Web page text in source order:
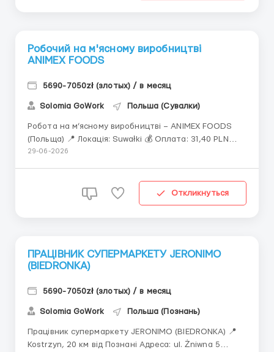
Робочий на м'ясному виробництві
ANIMEX FOODS
5690-7050zł (злотых) / в месяц
Solomia GoWork Польша (Сувалки)
Робота на м’ясному виробництві – ANIMEX FOODS
(Польща) 📍 Локація: Suwałki 💰 Оплата: 31,40 PLN
брутто/год ⏱ Графік: 200–220 год/міс, зміни по 8–10
продукції: обробка, р...
29-06-2026
Откликнуться
ПРАЦІВНИК СУПЕРМАРКЕТУ JERONIMO
(BIEDRONKA)
5690-7050zł (злотых) / в месяц
Solomia GoWork Польша (Познань)
Працівник супермаркету JERONIMO (BIEDRONKA) 📍
Kostrzyn, 20 км від Познані Адреса: ul. Żniwna 5